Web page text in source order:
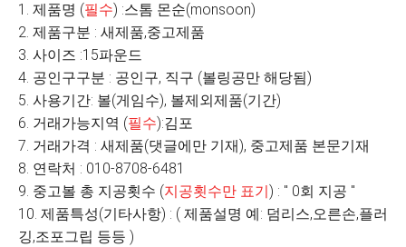
1. 제품명 (필수) :스톰 몬순(monsoon)
2. 제품구분 : 새제품,중고제품
3. 사이즈 :15파운드
4. 공인구구분 : 공인구, 직구 (볼링공만 해당됨)
5. 사용기간: 볼(게임수), 볼제외제품(기간)
6. 거래가능지역 (필수):김포
7. 거래가격 : 새제품(댓글에만 기재), 중고제품 본문기재
8. 연락처 : 010-8708-6481
9. 중고볼 총 지공횟수 (지공횟수만 표기) : " 0회 지공 "
10. 제품특성(기타사항) : ( 제품설명 예: 덤리스,오른손,플러
깅,조포그립 등등 )